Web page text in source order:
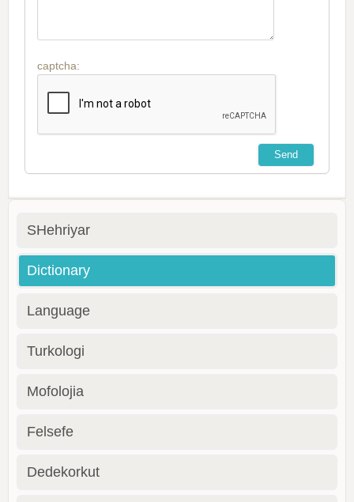
captcha:
SHehriyar
Dictionary
Language
Turkologi
Mofolojia
Felsefe
Dedekorkut